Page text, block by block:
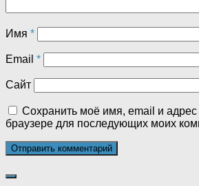
Имя *
Email *
Сайт
Сохранить моё имя, email и адрес
браузере для последующих моих